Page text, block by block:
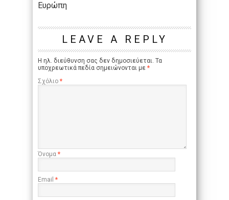
Ευρώπη
LEAVE A REPLY
Η ηλ. διεύθυνση σας δεν δημοσιεύεται. Τα
υποχρεωτικά πεδία σημειώνονται με *
Σχόλιο *
Όνομα *
Email *